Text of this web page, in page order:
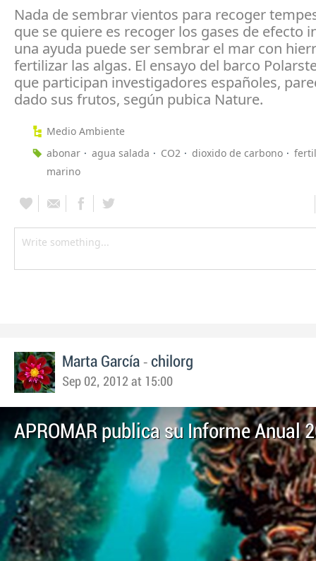
Nada de sembrar vientos para recoger
que se quiere es recoger los gases de efecto
una ayuda puede ser sembrar el mar con
fertilizar las algas. El ensayo del barco
que participan investigadores españoles,
dado sus frutos, según pubica Nature.
Medio Ambiente
abonar
agua salada CO2 dioxido de carbono
marino
Marta García - chilorg
Sep 02, 2012 at 15:00
APROMAR publica su Informe Anual